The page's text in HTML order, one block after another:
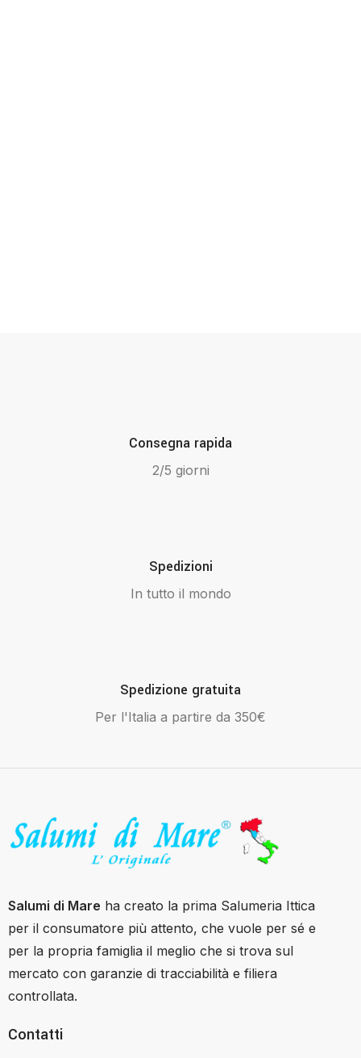
Consegna rapida
2/5 giorni
Spedizioni
In tutto il mondo
Spedizione gratuita
Per l'Italia a partire da 350€
Salumi di Mare ha creato la prima Salumeria Ittica
per il consumatore più attento, che vuole per sé e
per la propria famiglia il meglio che si trova sul
mercato con garanzie di tracciabilità e filiera
controllata.
Contatti